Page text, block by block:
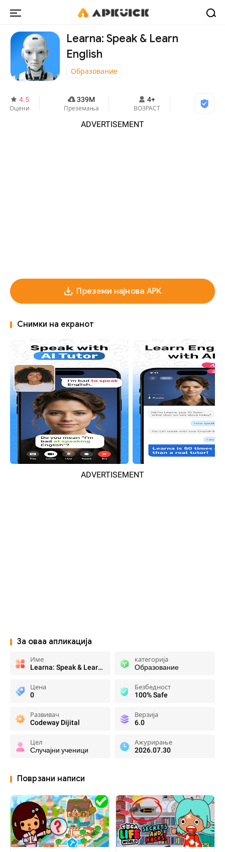
Learna: Speak & Learn
English
Образование
4.5
Оцени
339M
Преземања
4+
ВОЗРАСТ
ADVERTISEMENT
Преземи најнова APK
Снимки на екранот
ADVERTISEMENT
За оваа апликација
Име
Learna: Speak & Learn English
категорија
Образование
Цена
0
Безбедност
100% Safe
Развивач
Codeway Dijital
Верзија
6.0
Цел
Случајни ученици
Ажурирање
2026.07.30
Поврзани написи